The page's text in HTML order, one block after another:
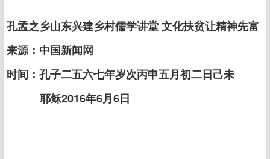
孔孟之乡山东兴建乡村儒学讲堂 文化扶贫让精神先富
来源：中国新闻网
时间：孔子二五六七年岁次丙申五月初二日己未
耶稣2016年6月6日